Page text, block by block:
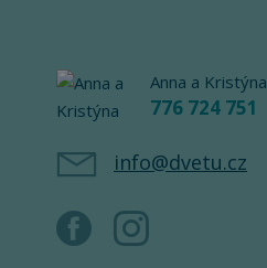
Anna a Kristýna
776 724 751
info@dvetu.cz